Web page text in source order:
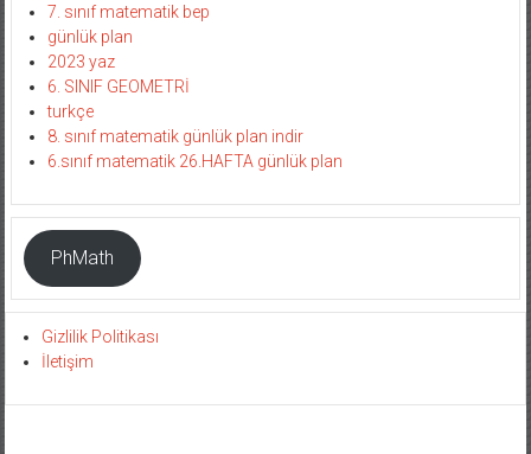
7. sınıf matematik bep
günlük plan
2023 yaz
6. SINIF GEOMETRİ
turkçe
8. sınıf matematik günlük plan indir
6.sınıf matematik 26.HAFTA günlük plan
PhMath
Gizlilik Politikası
İletişim